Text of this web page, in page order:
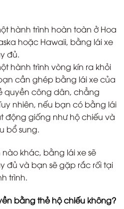
hành trình hoàn toàn ở Hoa
hoặc Hawaii, bằng lái xe
đủ.
hành trình vòng kín ra khỏi
cần ghép bằng lái xe của
quyền công dân, chẳng
nhiên, nếu bạn có bằng lái
động giống như hộ chiếu và
bổ sung.
khác, bằng lái xe sẽ
đủ và bạn sẽ gặp rắc rối tại
trình.
bằng thẻ hộ chiếu không?